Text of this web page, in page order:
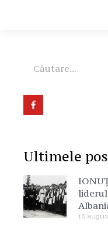
Ultimele
10